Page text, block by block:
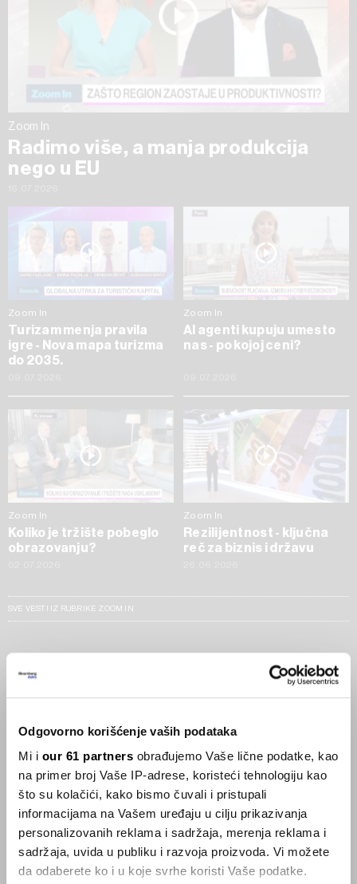
Odgovorno korišćenje vaših podataka
Mi i our 61 partners obrađujemo Vaše lične podatke, kao
na primer broj Vaše IP-adrese, koristeći tehnologiju kao
što su kolačići, kako bismo čuvali i pristupali
informacijama na Vašem uređaju u cilju prikazivanja
personalizovanih reklama i sadržaja, merenja reklama i
sadržaja, uvida u publiku i razvoja proizvoda. Vi možete
da odaberete ko i u koje svrhe koristi Vaše podatke.
Zoom In
Radimo više, a manja produkcija
nego u EU
Zoom In
Turizam menja pravila
igre - Nova mapa turizma
do 2035.
Zoom In
AI agenti kupuju umesto
nas - po kojoj ceni?
Zoom In
Koliko je tržište pobeglo
obrazovanju?
Zoom In
Rezilijentnost - ključna
reč za biznis i državu
SVE VESTI IZ RUBRIKE ZOOM IN
Businessweek Adria
Korisnici GLP-1 lijekova mršave,
29.01.2026
Visok trošak selidbe kompanija iz Kine
05.12.2025
Privatni letovi postaju dostupan